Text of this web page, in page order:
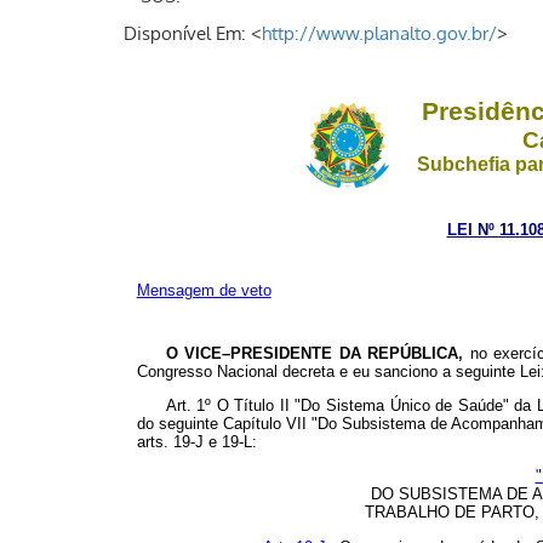
Disponível Em: <http://www.planalto.gov.br/>